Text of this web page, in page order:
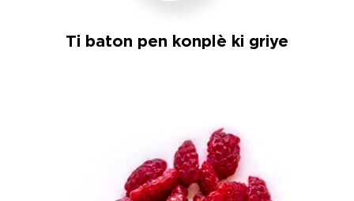
Ti baton pen konplè ki griye